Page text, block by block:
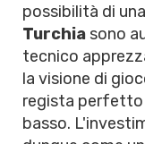
possibilità di
Turchia sono
tecnico
la visione di
regista perfetto
basso.